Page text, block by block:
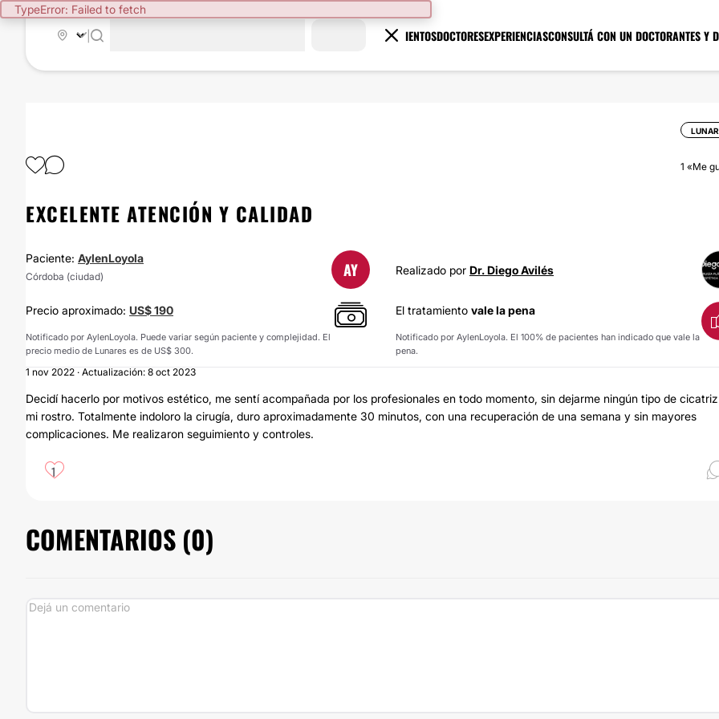
TypeError: Failed to fetch
TRATAMIENTOSDOCTORESEXPERIENCIASCONSULTÁ CON UN DOCTORANTES Y
1 «Me
EXCELENTE ATENCIÓN Y CALIDAD
Paciente: AylenLoyola
Córdoba (ciudad) AY Realizado por Dr. Diego Avilés
Precio aproximado: US$ 190
Notificado por AylenLoyola. Puede variar según paciente y complejidad. El
precio medio de Lunares es de US$ 300.
El tratamiento vale la pena
Notificado por AylenLoyola. El 100% de pacientes han indicado que vale la
pena.
1 nov 2022 · Actualización: 8 oct 2023
Decidí hacerlo por motivos estético, me sentí acompañada por los profesionales en todo momento, sin dejarme ningún tipo de
mi rostro. Totalmente indoloro la cirugía, duro aproximadamente 30 minutos, con una recuperación de una semana y sin mayores
complicaciones. Me realizaron seguimiento y controles.
1
COMENTARIOS (0)